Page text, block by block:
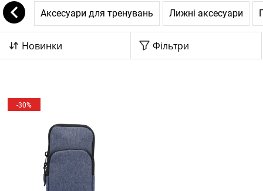
Аксесуари для тренувань Лижні аксесуари
Новинки Фільтри
-30%